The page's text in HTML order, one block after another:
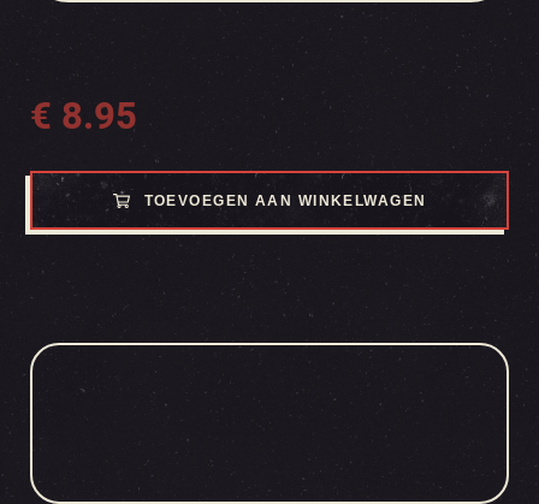
€ 8.95
TOEVOEGEN AAN WINKELWAGEN